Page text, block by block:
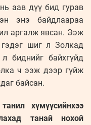
аав дүү бид гурав
энэ байдлаараа
аргалж явсан. Ээж
шиг л Золкад
биднийг байхгүйд
ч ээж дээр гүйж
байсан.
хүмүүсийнхээ
танай нохой